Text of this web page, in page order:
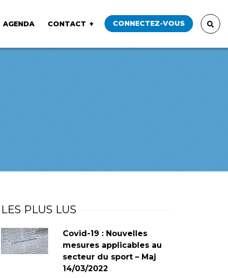
AGENDA CONTACT CONNECTEZ-VOUS
LES PLUS LUS
Covid-19 : Nouvelles
mesures applicables au
secteur du sport – Maj
14/03/2022